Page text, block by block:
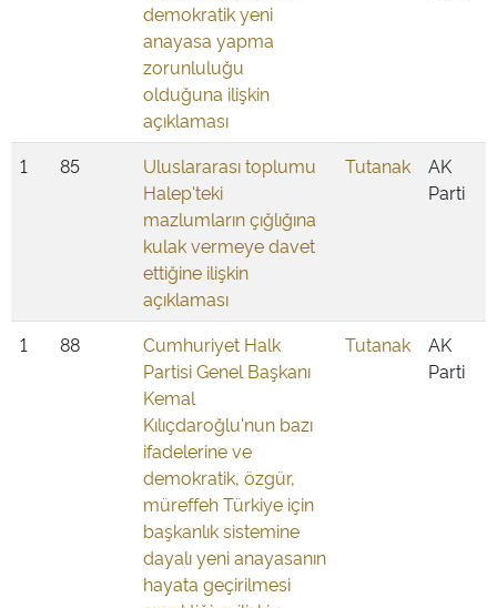
demokratik yeni
anayasa yapma
zorunluluğu
olduğuna ilişkin
açıklaması
1 85
Uluslararası toplumu
Halep'teki
mazlumların çığlığına
kulak vermeye davet
ettiğine ilişkin
açıklaması
Tutanak
AK
Parti
1 88
Cumhuriyet Halk
Partisi Genel Başkanı
Kemal
Kılıçdaroğlu'nun bazı
ifadelerine ve
demokratik, özgür,
müreffeh Türkiye için
başkanlık sistemine
dayalı yeni anayasanın
hayata geçirilmesi
Tutanak
AK
Parti